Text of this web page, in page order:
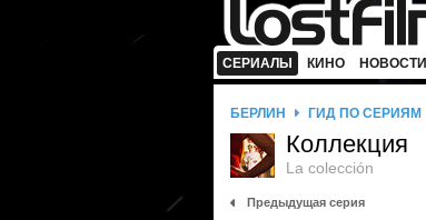
СЕРИАЛЫ КИНО НОВОСТИ
БЕРЛИН ГИД ПО СЕРИЯМ
Коллекция
La colección
Предыдущая серия